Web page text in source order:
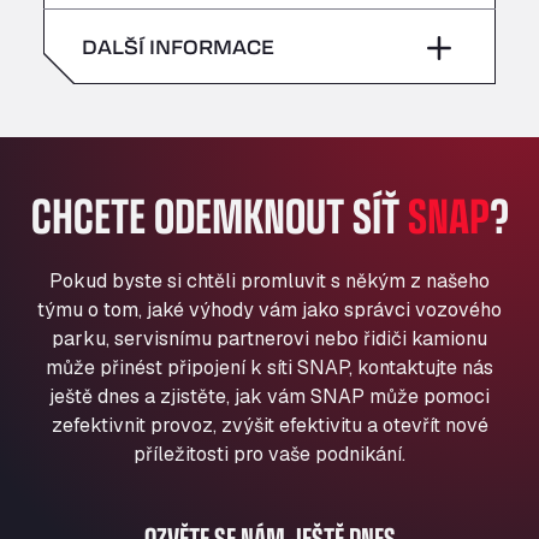
Klaverbladstaat 21, 3560
American Truck Wash
Andamur La Junquera
Andamur Pamplona
A-15 Salida Imarcoain, 31119
Andamur San Roman II
Aut A1 Exit 385, 01207
Anglia Motel
Washway Road, PE12 8LT
Anpol Sp. z o.o.
Aqua Ariva GmbH
neděle –
neděle –
DALŠÍ INFORMACE
CHCETE ODEMKNOUT SÍŤSNAP?
Pokud byste si chtěli promluvit s někým z našeho
týmu o tom, jaké výhody vám jako správci vozového
parku, servisnímu partnerovi nebo řidiči kamionu
může přinést připojení k síti SNAP, kontaktujte nás
ještě dnes a zjistěte, jak vám SNAP může pomoci
zefektivnit provoz, zvýšit efektivitu a otevřít nové
příležitosti pro vaše podnikání.